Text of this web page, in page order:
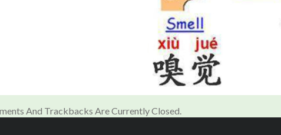
And Trackbacks Are Currently Closed.